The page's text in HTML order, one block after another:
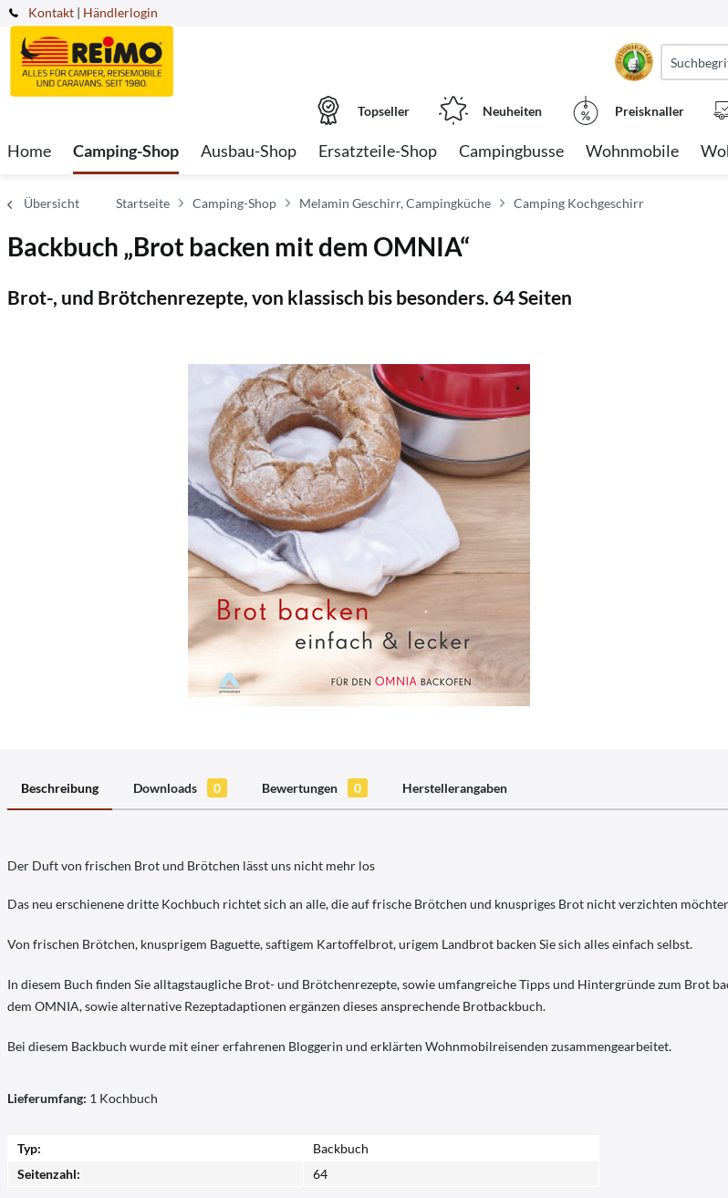
Kontakt | Händlerlogin
Topseller Neuheiten Preisknaller
Home Camping-Shop Ausbau-Shop Ersatzteile-Shop Campingbusse Wohnmobile
Übersicht Startseite Camping-Shop Melamin Geschirr, Campingküche Camping Kochgeschirr
Backbuch „Brot backen mit dem OMNIA“
Brot-, und Brötchenrezepte, von klassisch bis besonders. 64 Seiten
Beschreibung Downloads 0 Bewertungen 0 Herstellerangaben
Der Duft von frischen Brot und Brötchen lässt uns nicht mehr los
Das neu erschienene dritte Kochbuch richtet sich an alle, die auf frische Brötchen und knuspriges Brot nicht verzichten
Von frischen Brötchen, knusprigem Baguette, saftigem Kartoffelbrot, urigem Landbrot backen Sie sich alles einfach selbst.
In diesem Buch finden Sie alltagstaugliche Brot- und Brötchenrezepte, sowie umfangreiche Tipps und Hintergründe zum Brot
dem OMNIA, sowie alternative Rezeptadaptionen ergänzen dieses ansprechende Brotbackbuch.
Bei diesem Backbuch wurde mit einer erfahrenen Bloggerin und erklärten Wohnmobilreisenden zusammengearbeitet.
Lieferumfang: 1 Kochbuch
Typ:
Backbuch
Seitenzahl:
64